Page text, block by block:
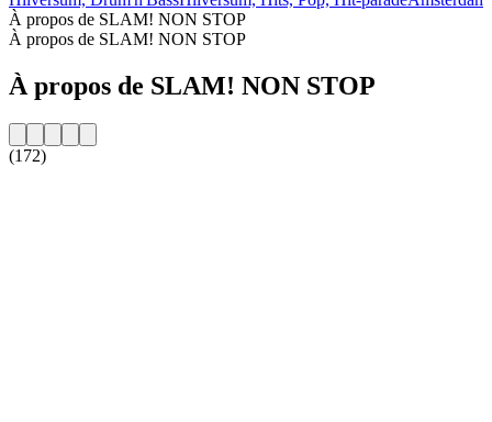
À propos de SLAM! NON STOP
À propos de SLAM! NON STOP
À propos de SLAM! NON STOP
(172)